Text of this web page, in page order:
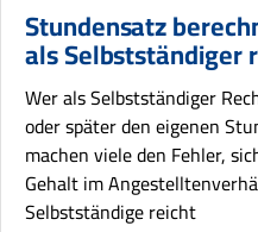
Stundensatz
als Selbstständiger
Wer als Selbstständiger
oder später den eigenen
machen viele den Fehler,
Gehalt im
Selbstständige reicht